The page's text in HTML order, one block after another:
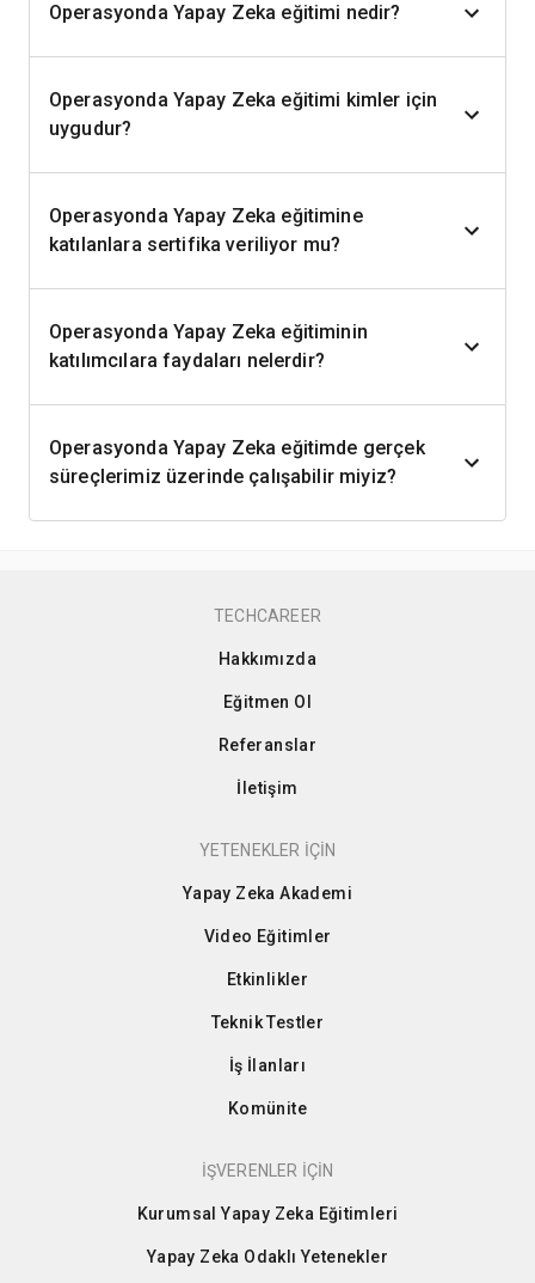
Operasyonda Yapay Zeka eğitimi nedir?
Operasyonda Yapay Zeka eğitimi kimler için
uygudur?
Operasyonda Yapay Zeka eğitimine
katılanlara sertifika veriliyor mu?
Operasyonda Yapay Zeka eğitiminin
katılımcılara faydaları nelerdir?
Operasyonda Yapay Zeka eğitimde gerçek
süreçlerimiz üzerinde çalışabilir miyiz?
TECHCAREER
Hakkımızda
Eğitmen Ol
Referanslar
İletişim
YETENEKLER İÇİN
Yapay Zeka Akademi
Video Eğitimler
Etkinlikler
Teknik Testler
İş İlanları
Komünite
İŞVERENLER İÇİN
Kurumsal Yapay Zeka Eğitimleri
Yapay Zeka Odaklı Yetenekler